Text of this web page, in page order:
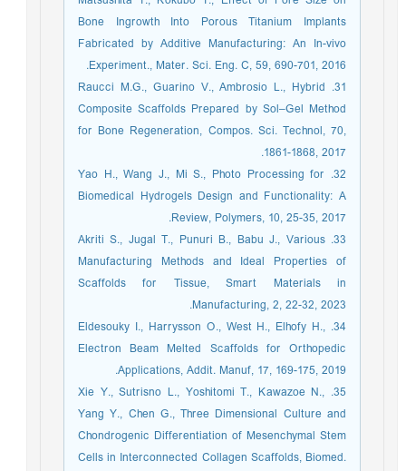
Bone Ingrowth Into Porous Titanium Implants
Fabricated by Additive Manufacturing: An In-vivo
Experiment., Mater. Sci. Eng. C, 59, 690-701, 2016.
31. Raucci M.G., Guarino V., Ambrosio L., Hybrid
Composite Scaffolds Prepared by Sol–Gel Method
for Bone Regeneration, Compos. Sci. Technol, 70,
1861-1868, 2017.
32. Yao H., Wang J., Mi S., Photo Processing for
Biomedical Hydrogels Design and Functionality: A
Review, Polymers, 10, 25-35, 2017.
33. Akriti S., Jugal T., Punuri B., Babu J., Various
Manufacturing Methods and Ideal Properties of
Scaffolds for Tissue, Smart Materials in
Manufacturing, 2, 22-32, 2023.
34. Eldesouky I., Harrysson O., West H., Elhofy H.,
Electron Beam Melted Scaffolds for Orthopedic
Applications, Addit. Manuf, 17, 169-175, 2019.
35. Xie Y., Sutrisno L., Yoshitomi T., Kawazoe N.,
Yang Y., Chen G., Three Dimensional Culture and
Chondrogenic Differentiation of Mesenchymal Stem
Cells in Interconnected Collagen Scaffolds, Biomed.